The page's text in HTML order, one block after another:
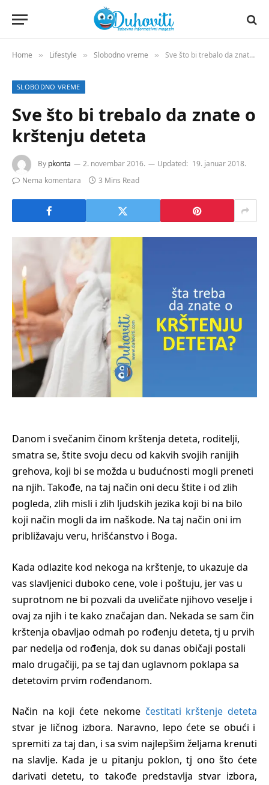
Home » Lifestyle » Slobodno vreme » Sve što bi trebalo da znate o krštenju deteta
SLOBODNO VREME
Sve što bi trebalo da znate o
krštenju deteta
By pkonta 2. novembar 2016. Updated: 19. januar 2018.
Nema komentara
3 Mins Read
Danom i svečanim činom krštenja deteta, roditelji,
smatra se, štite svoju decu od kakvih svojih ranijih
grehova, koji bi se možda u budućnosti mogli preneti
na njih. Takođe, na taj način oni decu štite i od zlih
pogleda, zlih misli i zlih ljudskih jezika koji bi na bilo
koji način mogli da im naškode. Na taj način oni im
približavaju veru, hrišćanstvo i Boga.
Kada odlazite kod nekoga na krštenje, to ukazuje da
vas slavljenici duboko cene, vole i poštuju, jer vas u
suprotnom ne bi pozvali da uveličate njihovo veselje i
ovaj za njih i te kako značajan dan. Nekada se sam čin
krštenja obavljao odmah po rođenju deteta, tj u prvih
par nedelja od rođenja, dok su danas običaji postali
malo drugačiji, pa se taj dan uglavnom poklapa sa
detetovim prvim rođendanom.
Način na koji ćete nekome čestitati krštenje deteta
stvar je ličnog izbora. Naravno, lepo ćete se obući i
spremiti za taj dan, i sa svim najlepšim željama krenuti
na slavlje. Kada je u pitanju poklon, tj ono što ćete
darivati detetu, to takođe predstavlja stvar izbora,